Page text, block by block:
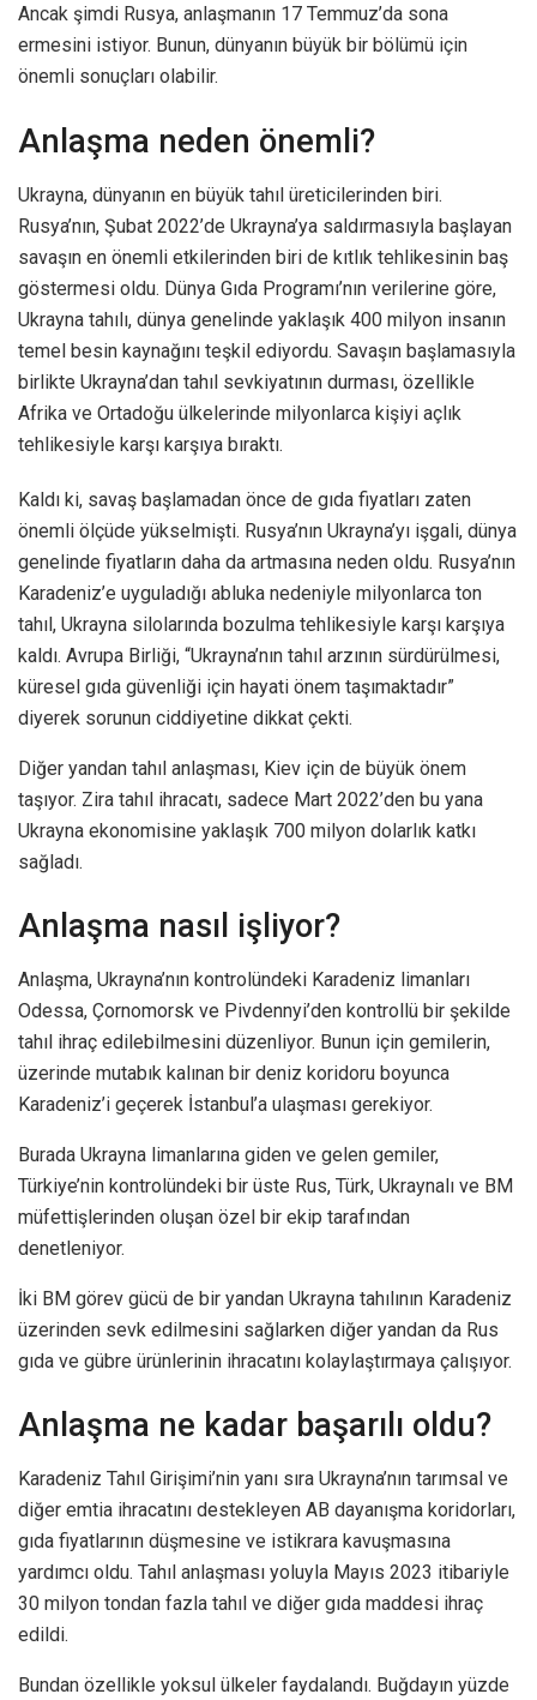
Ancak şimdi Rusya, anlaşmanın 17 Temmuz’da sona
ermesini istiyor. Bunun, dünyanın büyük bir bölümü için
önemli sonuçları olabilir.
Anlaşma neden önemli?
Ukrayna, dünyanın en büyük tahıl üreticilerinden biri.
Rusya’nın, Şubat 2022’de Ukrayna’ya saldırmasıyla başlayan
savaşın en önemli etkilerinden biri de kıtlık tehlikesinin baş
göstermesi oldu. Dünya Gıda Programı’nın verilerine göre,
Ukrayna tahılı, dünya genelinde yaklaşık 400 milyon insanın
temel besin kaynağını teşkil ediyordu. Savaşın başlamasıyla
birlikte Ukrayna’dan tahıl sevkiyatının durması, özellikle
Afrika ve Ortadoğu ülkelerinde milyonlarca kişiyi açlık
tehlikesiyle karşı karşıya bıraktı.
Kaldı ki, savaş başlamadan önce de gıda fiyatları zaten
önemli ölçüde yükselmişti. Rusya’nın Ukrayna’yı işgali, dünya
genelinde fiyatların daha da artmasına neden oldu. Rusya’nın
Karadeniz’e uyguladığı abluka nedeniyle milyonlarca ton
tahıl, Ukrayna silolarında bozulma tehlikesiyle karşı karşıya
kaldı. Avrupa Birliği, “Ukrayna’nın tahıl arzının sürdürülmesi,
küresel gıda güvenliği için hayati önem taşımaktadır”
diyerek sorunun ciddiyetine dikkat çekti.
Diğer yandan tahıl anlaşması, Kiev için de büyük önem
taşıyor. Zira tahıl ihracatı, sadece Mart 2022’den bu yana
Ukrayna ekonomisine yaklaşık 700 milyon dolarlık katkı
sağladı.
Anlaşma nasıl işliyor?
Anlaşma, Ukrayna’nın kontrolündeki Karadeniz limanları
Odessa, Çornomorsk ve Pivdennyi’den kontrollü bir şekilde
tahıl ihraç edilebilmesini düzenliyor. Bunun için gemilerin,
üzerinde mutabık kalınan bir deniz koridoru boyunca
Karadeniz’i geçerek İstanbul’a ulaşması gerekiyor.
Burada Ukrayna limanlarına giden ve gelen gemiler,
Türkiye’nin kontrolündeki bir üste Rus, Türk, Ukraynalı ve BM
müfettişlerinden oluşan özel bir ekip tarafından
denetleniyor.
İki BM görev gücü de bir yandan Ukrayna tahılının Karadeniz
üzerinden sevk edilmesini sağlarken diğer yandan da Rus
gıda ve gübre ürünlerinin ihracatını kolaylaştırmaya çalışıyor.
Anlaşma ne kadar başarılı oldu?
Karadeniz Tahıl Girişimi’nin yanı sıra Ukrayna’nın tarımsal ve
diğer emtia ihracatını destekleyen AB dayanışma koridorları,
gıda fiyatlarının düşmesine ve istikrara kavuşmasına
yardımcı oldu. Tahıl anlaşması yoluyla Mayıs 2023 itibariyle
30 milyon tondan fazla tahıl ve diğer gıda maddesi ihraç
edildi.
Bundan özellikle yoksul ülkeler faydalandı. Buğdayın yüzde